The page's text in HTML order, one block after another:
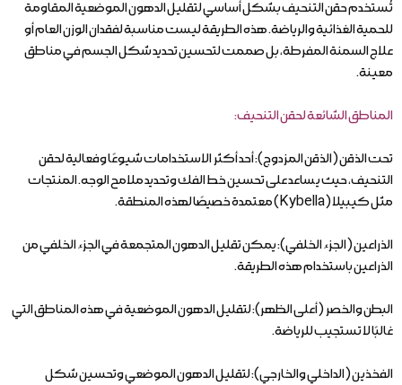
تُستخدم حقن التنحيف بشكل أساسي لتقليل الدهون الموضعية المقاومة
للحمية الغذائية والرياضة. هذه الطريقة ليست مناسبة لفقدان الوزن العام أو
علاج السمنة المفرطة، بل صممت لتحسين تحديد شكل الجسم في مناطق
معينة.
المناطق الشائعة لحقن التنحيف:
تحت الذقن (الذقن المزدوج): أحد أكثر الاستخدامات شيوعًا وفعالية لحقن
التنحيف، حيث يساعد على تحسين خط الفك وتحديد ملامح الوجه. المنتجات
مثل كيبيلا (Kybella) معتمدة خصيصًا لهذه المنطقة.
الذراعين (الجزء الخلفي): يمكن تقليل الدهون المتجمعة في الجزء الخلفي من
الذراعين باستخدام هذه الطريقة.
البطن والخصر (أعلى الظهر): لتقليل الدهون الموضعية في هذه المناطق التي
غالبًا لا تستجيب للرياضة.
الفخذين (الداخلي والخارجي): لتقليل الدهون الموضعي وتحسين شكل